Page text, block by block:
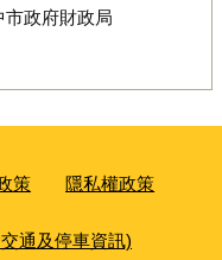
市政府財政局
策 隱私權政策
通及停車資訊)